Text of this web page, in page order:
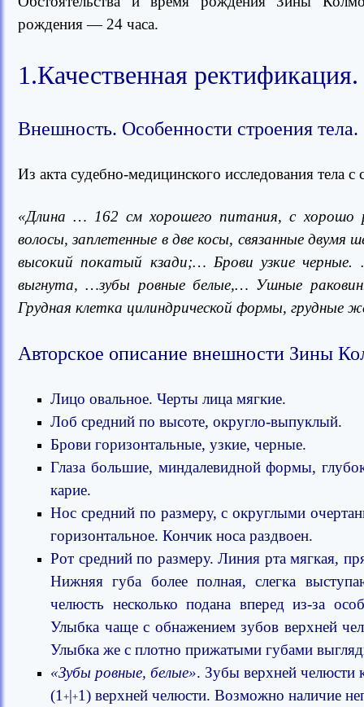
рождения — 24 часа.
1.Качественная ректификация.
Внешность. Особенности строения тела.
Из акта судебно-медицинского исследования тела
«Длина … 162 см хорошего питания, с хорошо
волосы, заплетенные в две косы, связанные
высокий покатый кзади;… Брови узкие черные.
выгнута, …зубы ровные белые,… Ушные
Грудная клетка цилиндрической формы, грудные
Авторское описание внешности Зины
Лицо овальное. Черты лица мягкие.
Лоб средний по высоте, округло-выпуклый.
Брови горизонтальные, узкие, черные.
Глаза большие, миндалевидной формы,
карие.
Нос средний по размеру, с округлыми
горизонтальное. Кончик носа раздвоен.
Рот средний по размеру. Линия рта мягкая,
Нижняя губа более полная, слегка
челюсть несколько подана вперед из-за
Улыбка чаще с обнажением зубов верхней
Улыбка же с плотно прижатыми губами
«Зубы ровные, белые». Зубы верхней челюсти
(1+|+1) верхней челюсти. Возможно наличие